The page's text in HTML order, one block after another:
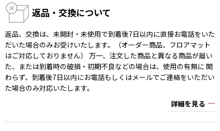
返品・交換について
返品、交換は、未開封・未使用で到着後7日以内に直接お電話をいた
だいた場合のみお受けいたします。（オーダー商品、フロアマット
はご対応しておりません） 万一、注文した商品と異なる商品が届い
た、または到着時の破損・初期不良などの場合は、使用の有無に 関
わらず、到着後7日以内にお電話もしくはメールでご連絡をいただい
た場合のみ対応いたします。
詳細を見る